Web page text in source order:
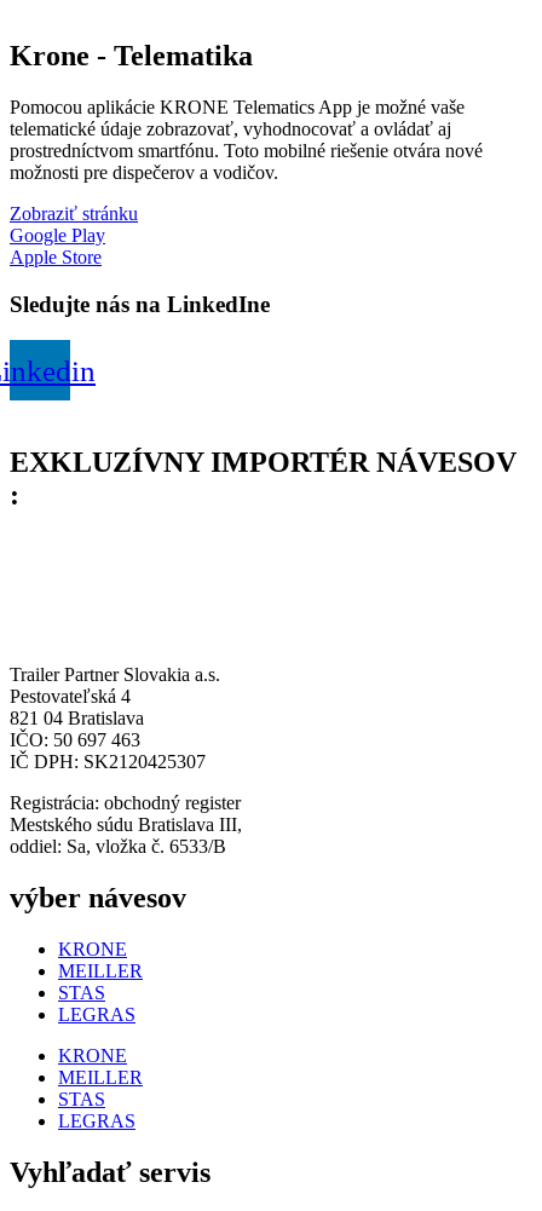
Krone - Telematika
Pomocou aplikácie KRONE Telematics App je možné vaše
telematické údaje zobrazovať, vyhodnocovať a ovládať aj
prostredníctvom smartfónu. Toto mobilné riešenie otvára nové
možnosti pre dispečerov a vodičov.
Zobraziť stránku
Google Play
Apple Store
Sledujte nás na LinkedIne
EXKLUZÍVNY IMPORTÉR NÁVESOV
:
Trailer Partner Slovakia a.s.
Pestovateľská 4
821 04 Bratislava
IČO: 50 697 463
IČ DPH: SK2120425307
Registrácia: obchodný register
Mestského súdu Bratislava III,
oddiel: Sa, vložka č. 6533/B
výber návesov
KRONE
MEILLER
STAS
LEGRAS
KRONE
MEILLER
STAS
LEGRAS
Vyhľadať servis